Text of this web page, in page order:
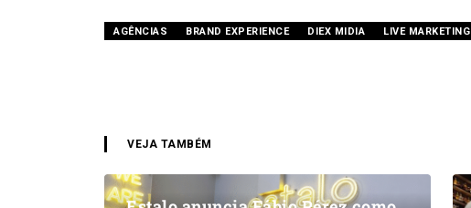
AGÊNCIAS BRAND EXPERIENCE DIEX MIDIA LIVE MARKETING
VEJA TAMBÉM